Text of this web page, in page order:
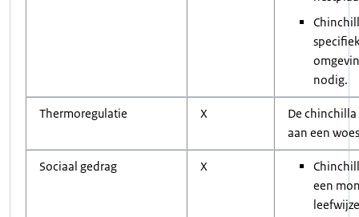
nodig.
Thermoregulatie X
De chinchilla
aan een
Sociaal gedrag X
een